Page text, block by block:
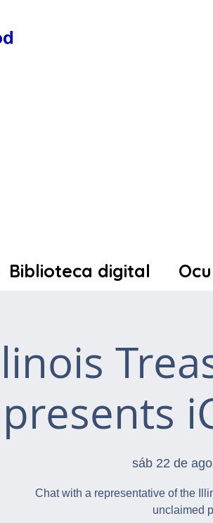
Biblioteca digital
presents
sáb 22 de ago
Chat with a representative of the
unclaimed